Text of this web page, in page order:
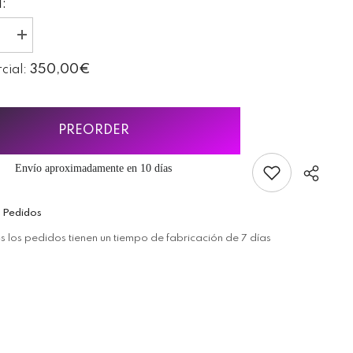
I18n
Error:
Missing
interpolation
for
&quot;Aumentar
de
{{
350,00€
PREORDER
Envío aproximadamente en 10 días
Pedidos
los pedidos tienen un tiempo de fabricación de 7 días